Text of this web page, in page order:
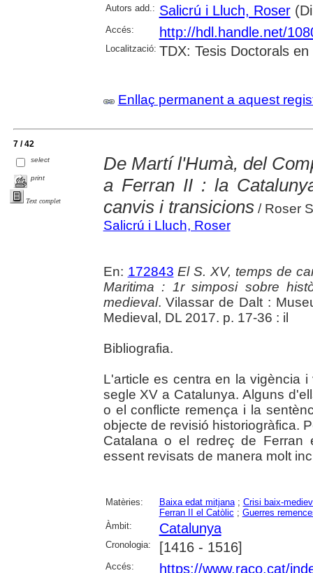
Autors add.: Salicrú i Lluch, Roser
Accés: http://hdl.handle.net/
Localització: TDX: Tesis Doctorals en
Enllaç permanent a aquest
7 / 42
select
print
Text complet
De Martí l'Humà, del
a Ferran II : la
canvis i transicions/ Roser
Salicrú i Lluch, Roser
En: 172843 El S. XV, temps de
Maritima : 1r simposi sobre
medieval. Vilassar de Dalt :
Medieval, DL 2017. p. 17-36 : il
Bibliografia.
L'article es centra en la vigència
segle XV a Catalunya. Alguns
o el conflicte remença i la
objecte de revisió historiogràfica.
Catalana o el redreç de Ferran
essent revisats de manera molt
Matèries: Baixa edat mitjana; Crisi baix-
Ferran II el Catòlic ; Guerres
Àmbit:
Catalunya
Cronologia: [1416 - 1516]
Accés: https://www.raco.cat/